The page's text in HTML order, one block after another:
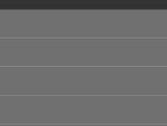
法その他の法令により認
意なしに、取得情報を
止について】
により個人情報に関する
止その他お問い合わせ
す。